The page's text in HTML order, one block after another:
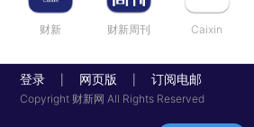
财新 财新周刊 Caixin
登录 网页版 订阅电邮
Copyright 财新网 All Rights Reserved